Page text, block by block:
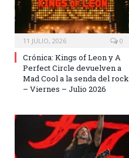
11 JULIO, 2026 0
Crónica: Kings of Leon y A
Perfect Circle devuelven a
Mad Cool a la senda del rock
– Viernes – Julio 2026